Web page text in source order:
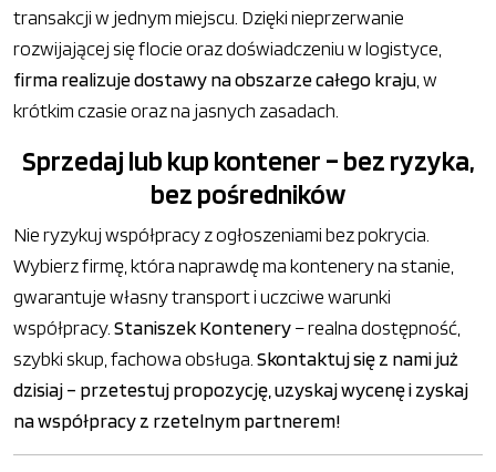
transakcji w jednym miejscu. Dzięki nieprzerwanie
rozwijającej się flocie oraz doświadczeniu w logistyce,
firma realizuje dostawy na obszarze całego kraju, w
krótkim czasie oraz na jasnych zasadach.
Sprzedaj lub kup kontener – bez ryzyka,
bez pośredników
Nie ryzykuj współpracy z ogłoszeniami bez pokrycia.
Wybierz firmę, która naprawdę ma kontenery na stanie,
gwarantuje własny transport i uczciwe warunki
współpracy.Staniszek Kontenery– realna dostępność,
szybki skup, fachowa obsługa.Skontaktuj się z nami już
dzisiaj – przetestuj propozycję, uzyskaj wycenę i zyskaj
na współpracy z rzetelnym partnerem!